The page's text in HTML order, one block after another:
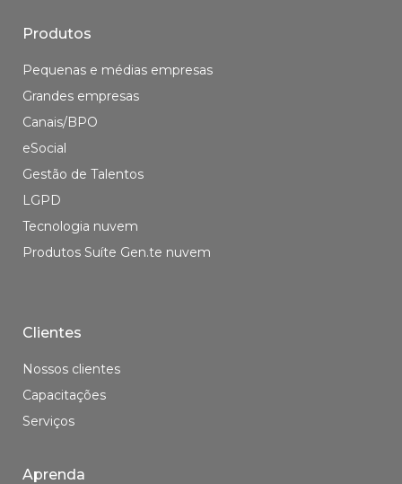
Produtos
Pequenas e médias empresas
Grandes empresas
Canais/BPO
eSocial
Gestão de Talentos
LGPD
Tecnologia nuvem
Produtos Suíte Gen.te nuvem
Clientes
Nossos clientes
Capacitações
Serviços
Aprenda